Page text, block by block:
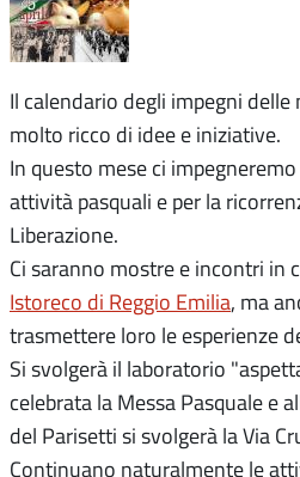
Il calendario degli impegni
molto ricco di idee e iniziative.
In questo mese ci
attività pasquali e per la
Liberazione.
Ci saranno mostre e incontri in
Istoreco di Reggio Emilia, ma
trasmettere loro le esperienze
Si svolgerà il laboratorio
celebrata la Messa Pasquale e
del Parisetti si svolgerà la Via
Continuano naturalmente le